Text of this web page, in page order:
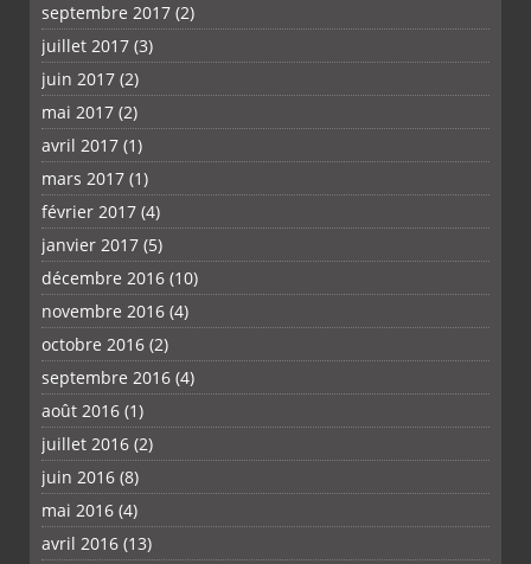
septembre 2017 (2)
juillet 2017 (3)
juin 2017 (2)
mai 2017 (2)
avril 2017 (1)
mars 2017 (1)
février 2017 (4)
janvier 2017 (5)
décembre 2016 (10)
novembre 2016 (4)
octobre 2016 (2)
septembre 2016 (4)
août 2016 (1)
juillet 2016 (2)
juin 2016 (8)
mai 2016 (4)
avril 2016 (13)